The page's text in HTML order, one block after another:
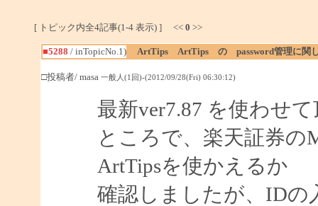
[ トピック内全4記事(1-4 表示) ] << 0 >>
■5288 / inTopicNo.1) ArtTips ArtTips の password管理に関
□投稿者/ masa 一般人(1回)-(2012/09/28(Fri) 06:30:12)
最新ver7.87 を使わせ
ところで、楽天証券の
ArtTipsを使かえるか
確認しましたが、IDの